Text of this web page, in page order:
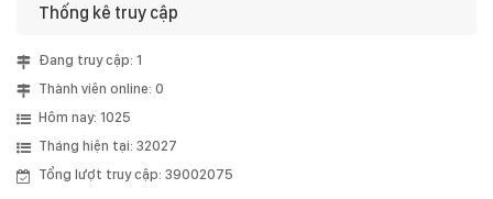
Thống kê truy cập
Đang truy cập: 1
Thành viên online: 0
Hôm nay: 1025
Tháng hiện tại: 32027
Tổng lượt truy cập: 39002075